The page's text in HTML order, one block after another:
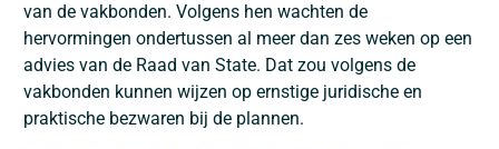
van de vakbonden. Volgens hen wachten de
hervormingen ondertussen al meer dan zes weken op een
advies van de Raad van State. Dat zou volgens de
vakbonden kunnen wijzen op ernstige juridische en
praktische bezwaren bij de plannen.